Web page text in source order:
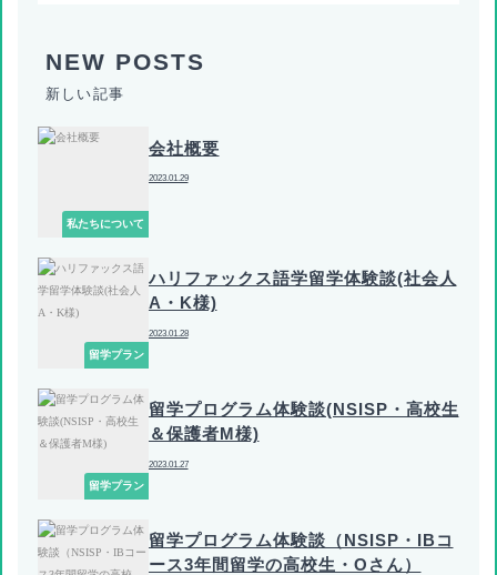
新しい記事
私たちについて
会社概要
2023.01.29
留学プラン
ハリファックス語学留学体験談(社会人
A・K様)
2023.01.28
留学プラン
留学プログラム体験談(NSISP・高校生
＆保護者M様)
2023.01.27
留学プログラム体験談（NSISP・IBコ
ース3年間留学の高校生・Oさん）